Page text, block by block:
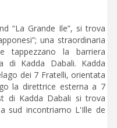
“La Grande Ile”, si trova
una straordinaria
tappezzano la barriera
di Kadda Dabali. Kadda
dei 7 Fratelli, orientata
la direttrice esterna a 7
di Kadda Dabali si trova
sud incontriamo L'Ille de